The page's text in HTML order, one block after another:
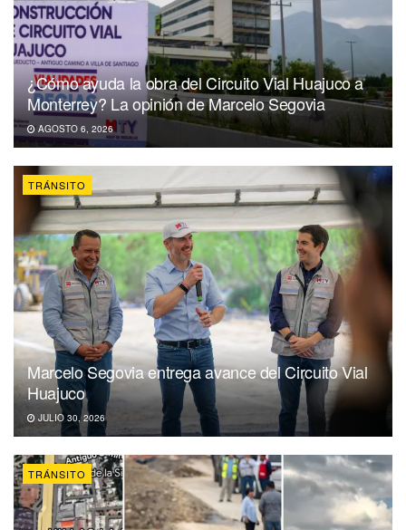
¿Cómo ayuda la obra del Circuito Vial Huajuco a
Monterrey? La opinión de Marcelo Segovia
AGOSTO 6, 2026
TRÁNSITO
Marcelo Segovia entrega avance del Circuito Vial
Huajuco
JULIO 30, 2026
TRÁNSITO